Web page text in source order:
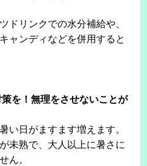
ドリンクでの水分補給や、
ャンディなどを併用すると
を！無理をさせないことが
い日がますます増えます。
未熟で、大人以上に暑さに
ん。